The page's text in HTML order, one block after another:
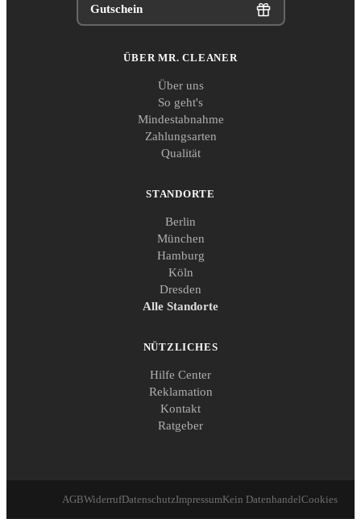
Gutschein
ÜBER MR. CLEANER
Über uns
So geht's
Mindestabnahme
Zahlungsarten
Qualität
STANDORTE
Berlin
München
Hamburg
Köln
Dresden
Alle Standorte
NÜTZLICHES
Hilfe Center
Reklamation
Kontakt
Ratgeber
AGBWiderrufDatenschutzImpressumKein DatenhandelCookies